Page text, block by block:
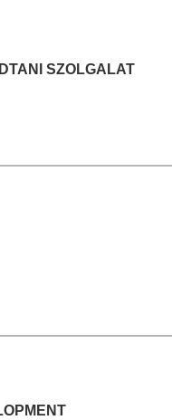
SZOLGALAT